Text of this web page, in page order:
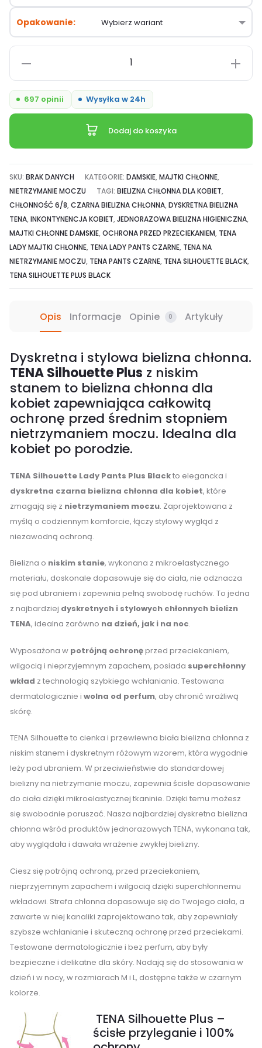
Opakowanie
697 opinii Wysyłka w 24h
Silhouette
Lady
dyskretna
bielizna
chłonna
dla
kobiet,
6/8
Dodaj do koszyka
SKU:BRAK DANYCH KATEGORIE:DAMSKIE,MAJTKI CHŁONNE,
NIETRZYMANIE MOCZU
TAGI:BIELIZNA CHŁONNA DLA KOBIET,
CHŁONNOŚĆ 6/8,CZARNA BIELIZNA CHŁONNA,DYSKRETNA BIELIZNA
TENA,INKONTYNENCJA KOBIET,JEDNORAZOWA BIELIZNA HIGIENICZNA,
MAJTKI CHŁONNE DAMSKIE,OCHRONA PRZED PRZECIEKANIEM, TENA
LADY MAJTKI CHŁONNE, TENA LADY PANTS CZARNE, TENA NA
NIETRZYMANIE MOCZU, TENA PANTS CZARNE, TENA SILHOUETTE BLACK,
TENA SILHOUETTE PLUS BLACK
Opis Informacje Opinie 0 Artykuły
Dyskretna i stylowa bielizna chłonna.
TENA Silhouette Plus z niskim
stanem to bielizna chłonna dla
kobiet zapewniająca całkowitą
ochronę przed średnim stopniem
nietrzymaniem moczu. Idealna dla
kobiet po porodzie.
TENA Silhouette Lady Pants Plus Blackto elegancka i
dyskretna czarna bielizna chłonna dla kobiet, które
zmagają się z nietrzymaniem moczu. Zaprojektowana z
myślą o codziennym komforcie, łączy stylowy wygląd z
niezawodną ochroną.
Bielizna o niskim stanie, wykonana z mikroelastycznego
materiału, doskonale dopasowuje się do ciała, nie odznacza
się pod ubraniem i zapewnia pełną swobodę ruchów. To jedna
z najbardziej dyskretnych i stylowych chłonnych bielizn
TENA, idealna zarówno na dzień, jak i na noc.
Wyposażona w potrójną ochronęprzed przeciekaniem,
wilgocią i nieprzyjemnym zapachem, posiada superchłonny
wkład z technologią szybkiego wchłaniania. Testowana
dermatologicznie iwolna od perfum, aby chronić wrażliwą
skórę.
TENA Silhouette to cienka i przewiewna biała bielizna chłonna z
niskim stanem i dyskretnym różowym wzorem, która wygodnie
leży pod ubraniem. W przeciwieństwie do standardowej
bielizny na nietrzymanie moczu, zapewnia ścisłe dopasowanie
do ciała dzięki mikroelastycznej tkaninie. Dzięki temu możesz
się swobodnie poruszać. Nasza najbardziej dyskretna bielizna
chłonna wśród produktów jednorazowych TENA, wykonana tak,
aby wyglądała i dawała wrażenie zwykłej bielizny.
Ciesz się potrójną ochroną, przed przeciekaniem,
nieprzyjemnym zapachem i wilgocią dzięki superchłonnemu
wkładowi. Strefa chłonna dopasowuje się do Twojego ciała, a
zawarte w niej kanaliki zaprojektowano tak, aby zapewniały
szybsze wchłanianie i skuteczną ochronę przed przeciekami.
Testowane dermatologicznie i bez perfum, aby były
bezpieczne i delikatne dla skóry. Nadają się do stosowania w
dzień i w nocy, w rozmiarach M i L, dostępne także w czarnym
kolorze.
TENA Silhouette Plus –
ścisłe przyleganie i 100%